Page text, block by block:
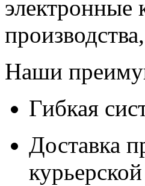
электронные
Наши
Гибкая
Доставка